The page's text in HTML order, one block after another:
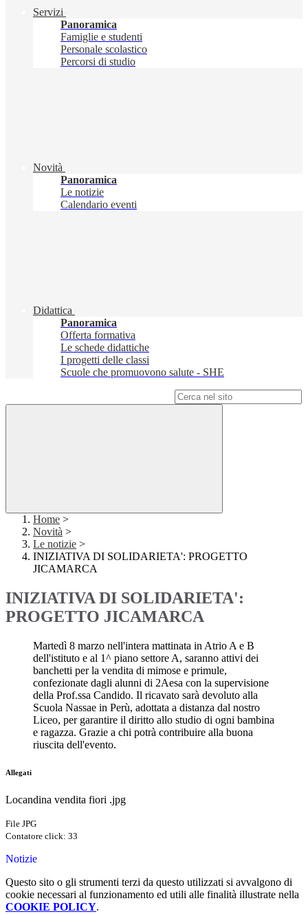
Servizi
Panoramica
Famiglie e studenti
Personale scolastico
Percorsi di studio
Novità
Panoramica
Le notizie
Calendario eventi
Didattica
Panoramica
Offerta formativa
Le schede didattiche
I progetti delle classi
Scuole che promuovono salute - SHE
Home >
Novità >
Le notizie >
INIZIATIVA DI SOLIDARIETA': PROGETTO
JICAMARCA
INIZIATIVA DI SOLIDARIETA':
PROGETTO JICAMARCA
Martedì 8 marzo nell'intera mattinata in Atrio A e B
dell'istituto e al 1^ piano settore A, saranno attivi dei
banchetti per la vendita di mimose e primule,
confezionate dagli alunni di 2Aesa con la supervisione
della Prof.ssa Candido. Il ricavato sarà devoluto alla
Scuola Nassae in Perù, adottata a distanza dal nostro
Liceo, per garantire il diritto allo studio di ogni bambina
e ragazza. Grazie a chi potrà contribuire alla buona
riuscita dell'evento.
Allegati
Locandina vendita fiori .jpg
File JPG
Contatore click: 33
Notizie
Questo sito o gli strumenti terzi da questo utilizzati si avvalgono di
cookie necessari al funzionamento ed utili alle finalità illustrate nella
COOKIE POLICY.